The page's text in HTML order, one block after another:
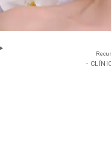
-